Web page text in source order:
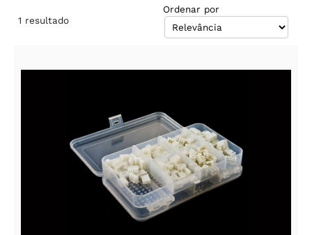
1 resultado
Ordenar por